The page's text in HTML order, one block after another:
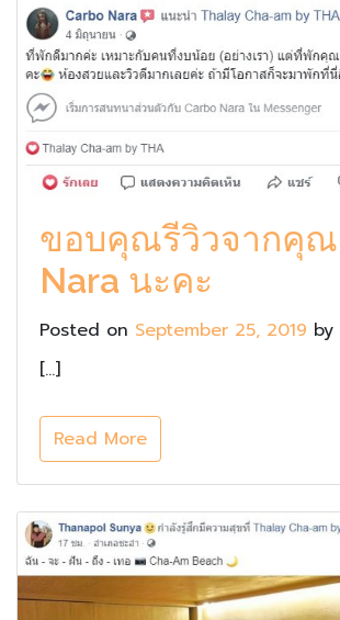
ขอบคุณรีวิวจากคุณ
Nara นะคะ
Posted on September 25, 2019 by
[…]
Read More